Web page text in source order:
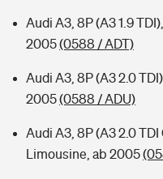
Audi A3, 8P (A3 1.9
2005(0588 / ADT)
Audi A3, 8P (A3 2.0
2005(0588 / ADU)
Audi A3, 8P (A3 2.0 TDI
Limousine, ab 2005